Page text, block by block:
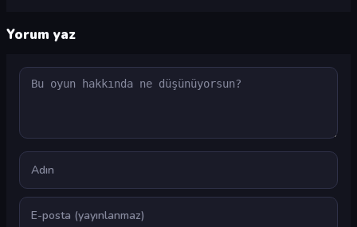
Yorum yaz
Yorum
Ad
E-posta